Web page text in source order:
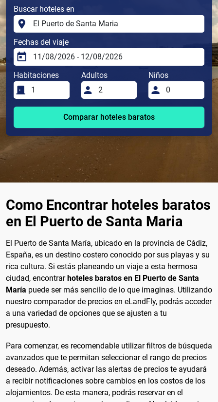
Buscar hoteles en
Fechas del viaje
Habitaciones Adultos Niños
Comparar hoteles baratos
Como Encontrar hoteles baratos
en El Puerto de Santa Maria
El Puerto de Santa María, ubicado en la provincia de Cádiz,
España, es un destino costero conocido por sus playas y su
rica cultura. Si estás planeando un viaje a esta hermosa
ciudad, encontrar hoteles baratos en El Puerto de Santa
María puede ser más sencillo de lo que imaginas. Utilizando
nuestro comparador de precios en eLandFly, podrás acceder
a una variedad de opciones que se ajusten a tu
presupuesto.
Para comenzar, es recomendable utilizar filtros de búsqueda
avanzados que te permitan seleccionar el rango de precios
deseado. Además, activar las alertas de precios te ayudará
a recibir notificaciones sobre cambios en los costos de los
alojamientos. De esta manera, podrás reservar en el